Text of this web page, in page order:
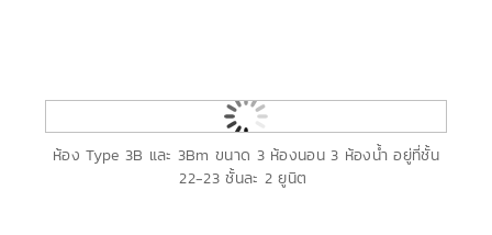
ห้อง Type 3B และ 3Bm ขนาด 3 ห้องนอน 3 ห้องน้ำ อยู่ที่ชั้น
22-23 ชั้นละ 2 ยูนิต